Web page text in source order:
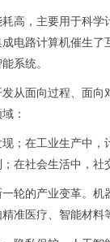
高，主要用于科
电路计算机催生
系统。
从面向过程、面
：
；在工业生产中
社会生活中，
轮的产业变革。
准医疗、智能材料